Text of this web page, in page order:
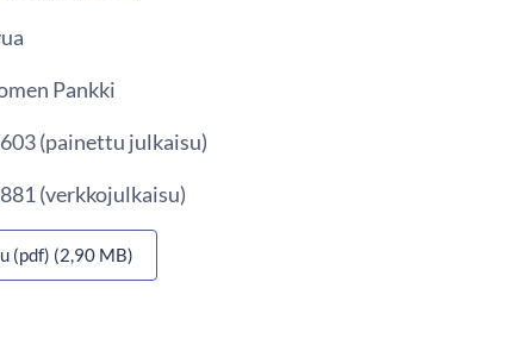
Pankki
(painettu julkaisu)
(verkkojulkaisu)
(pdf) (2,90 MB)